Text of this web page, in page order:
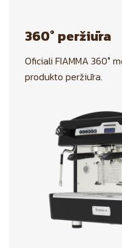
360° peržiūra
Oficiali FIAMMA 360°
produkto peržiūra.